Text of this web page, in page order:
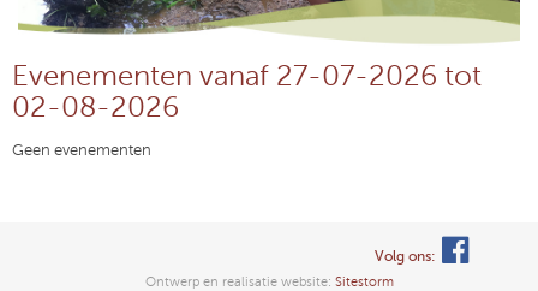
Evenementen vanaf 27-07-2026 tot
02-08-2026
Geen evenementen
Volg ons:
Ontwerp en realisatie website: Sitestorm